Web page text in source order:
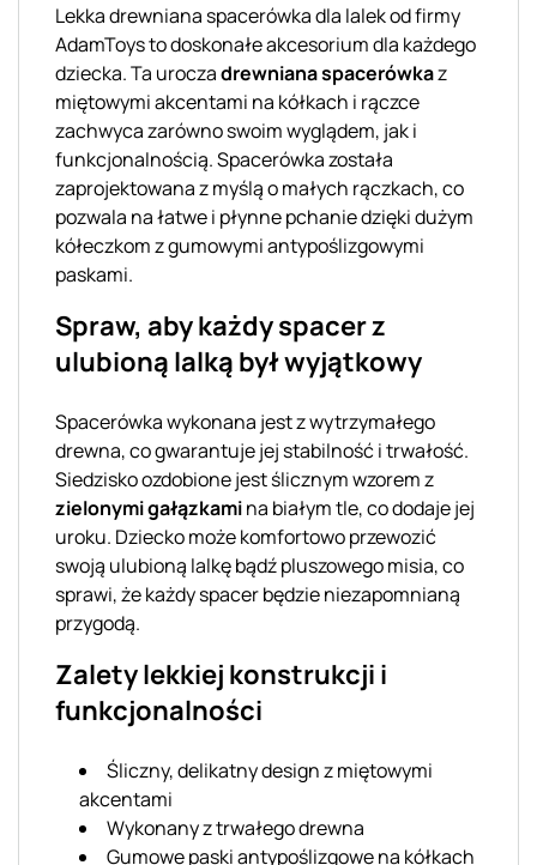
Lekka drewniana spacerówka dla lalek od firmy
AdamToys to doskonałe akcesorium dla każdego
dziecka. Ta uroczadrewniana spacerówkaz
miętowymi akcentami na kółkach i rączce
zachwyca zarówno swoim wyglądem, jak i
funkcjonalnością. Spacerówka została
zaprojektowana z myślą o małych rączkach, co
pozwala na łatwe i płynne pchanie dzięki dużym
kółeczkom z gumowymi antypoślizgowymi
paskami.
Spraw, aby każdy spacer z
ulubioną lalką był wyjątkowy
Spacerówka wykonana jest z wytrzymałego
drewna, co gwarantuje jej stabilność i trwałość.
Siedzisko ozdobione jest ślicznym wzorem z
zielonymi gałązkamina białym tle, co dodaje jej
uroku. Dziecko może komfortowo przewozić
swoją ulubioną lalkę bądź pluszowego misia, co
sprawi, że każdy spacer będzie niezapomnianą
przygodą.
Zalety lekkiej konstrukcji i
funkcjonalności
Śliczny, delikatny design z miętowymi
akcentami
Wykonany z trwałego drewna
Gumowe paski antypoślizgowe na kółkach